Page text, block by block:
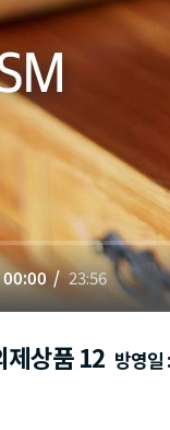
00:00 23:56
제상품 12 방영